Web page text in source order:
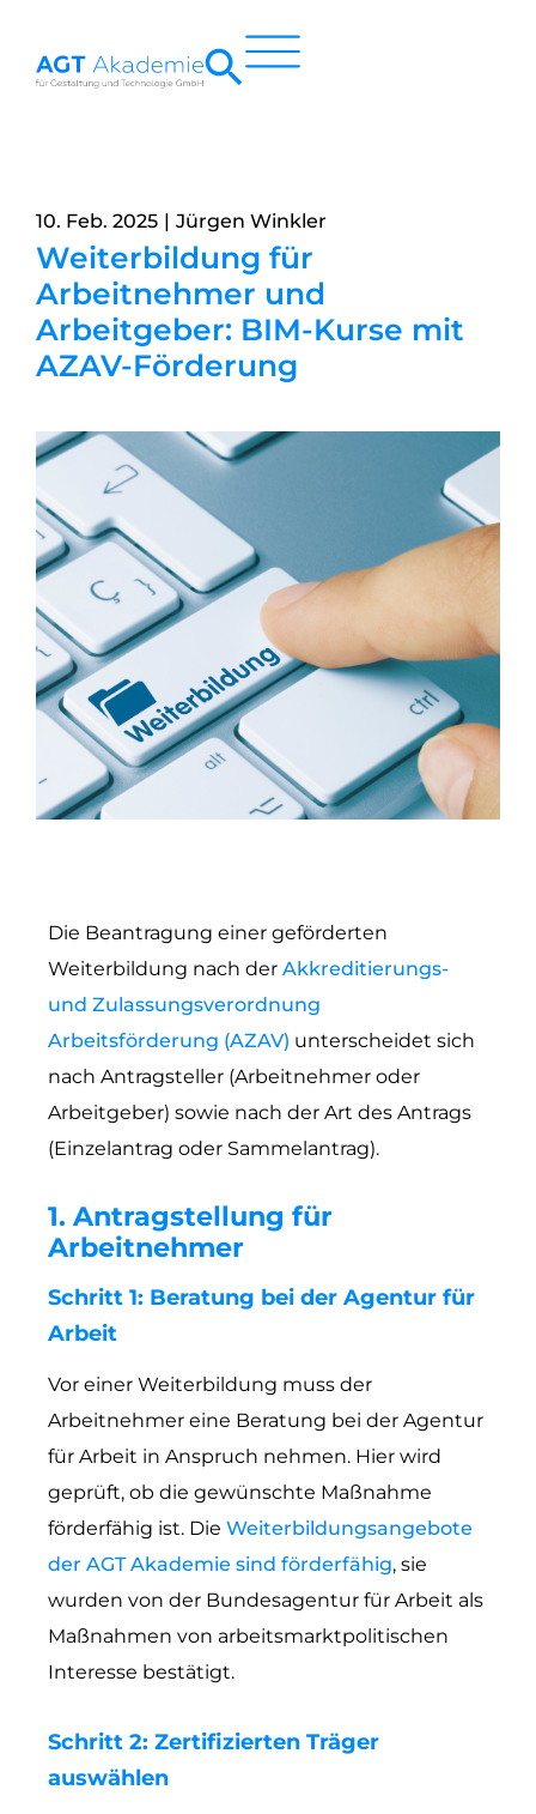
springen
10. Feb. 2025 Jürgen Winkler
Weiterbildung für
Arbeitnehmer und
Arbeitgeber: BIM-Kurse mit
AZAV-Förderung
Die Beantragung einer geförderten
Weiterbildung nach der Akkreditierungs-
und Zulassungsverordnung
Arbeitsförderung (AZAV) unterscheidet sich
nach Antragsteller (Arbeitnehmer oder
Arbeitgeber) sowie nach der Art des Antrags
(Einzelantrag oder Sammelantrag).
1. Antragstellung für
Arbeitnehmer
Schritt 1: Beratung bei der Agentur für
Arbeit
Vor einer Weiterbildung muss der
Arbeitnehmer eine Beratung bei der Agentur
für Arbeit in Anspruch nehmen. Hier wird
geprüft, ob die gewünschte Maßnahme
förderfähig ist. Die Weiterbildungsangebote
der AGT Akademie sind förderfähig, sie
wurden von der Bundesagentur für Arbeit als
Maßnahmen von arbeitsmarktpolitischen
Interesse bestätigt.
Schritt 2: Zertifizierten Träger
auswählen